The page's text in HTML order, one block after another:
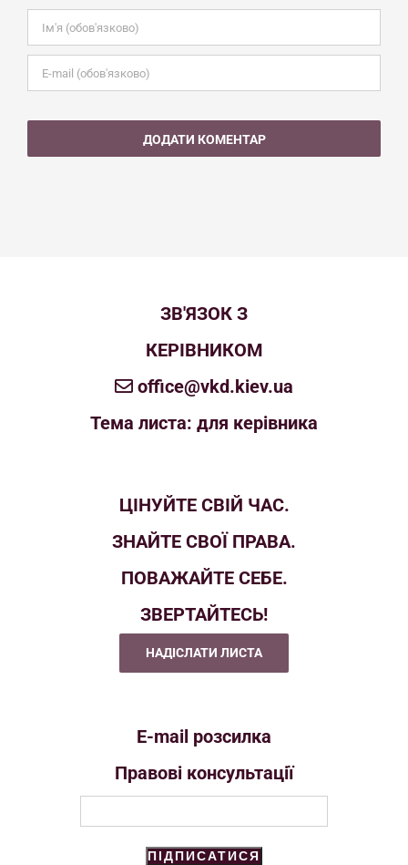
ЗВ'ЯЗОК З
КЕРІВНИКОМ
office@vkd.kiev.ua
Тема листа: для керівника
ЦІНУЙТЕ СВІЙ ЧАС.
ЗНАЙТЕ СВОЇ ПРАВА.
ПОВАЖАЙТЕ СЕБЕ.
ЗВЕРТАЙТЕСЬ!
НАДІСЛАТИ ЛИСТА
E-mail розсилка
Правові консультації
ПІДПИСАТИСЯ